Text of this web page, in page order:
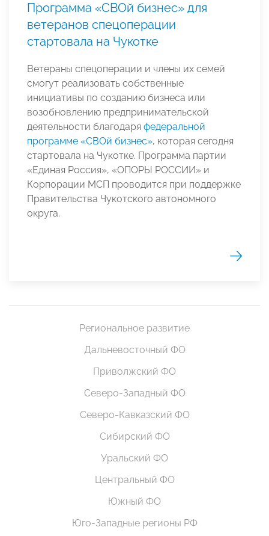
Программа «СВОй бизнес» для
ветеранов спецоперации
стартовала на Чукотке
Ветераны спецоперации и члены их семей
смогут реализовать собственные
инициативы по созданию бизнеса или
возобновлению предпринимательской
деятельности благодаря федеральной
программе «СВОй бизнес», которая сегодня
стартовала на Чукотке. Программа партии
«Единая Россия», «ОПОРЫ РОССИИ» и
Корпорации МСП проводится при поддержке
Правительства Чукотского автономного
округа.
Региональное развитие
Дальневосточный ФО
Приволжский ФО
Северо-Западный ФО
Северо-Кавказский ФО
Сибирский ФО
Уральский ФО
Центральный ФО
Южный ФО
Юго-Западные регионы РФ